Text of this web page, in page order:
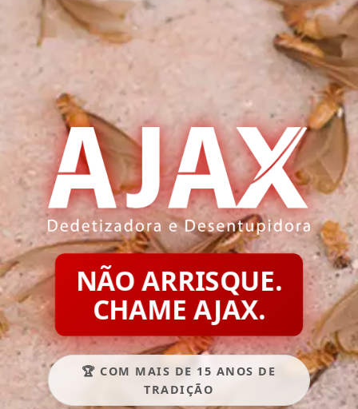
NÃO ARRISQUE.
CHAME AJAX.
🏆 COM MAIS DE 15 ANOS DE
TRADIÇÃO